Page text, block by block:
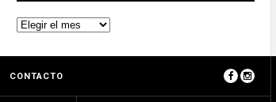
Archivos
CONTACTO